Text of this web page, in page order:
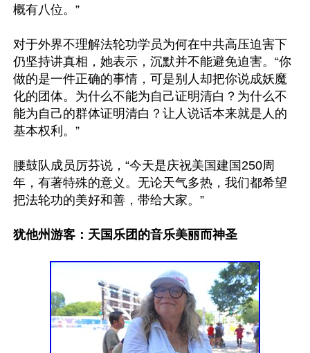
概有八位。”
对于外界不理解法轮功学员为何在中共高压迫害下
仍坚持讲真相，她表示，沉默并不能避免迫害。“你
做的是一件正确的事情，可是别人却把你说成妖魔
化的团体。为什么不能为自己证明清白？为什么不
能为自己的群体证明清白？让人说话本来就是人的
基本权利。”
腰鼓队成员厉芬说，“今天是庆祝美国建国250周
年，有著特殊的意义。无论天气多热，我们都希望
把法轮功的美好和善，带给大家。”
犹他州游客：天国乐团的音乐美丽而神圣